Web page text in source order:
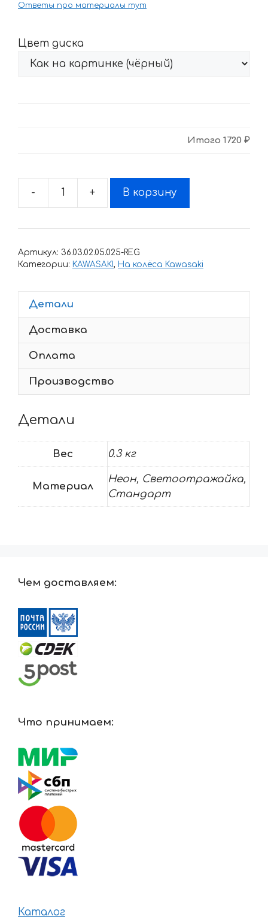
Ответы про материалы тут
Цвет диска
Итого 1720 ₽
-
Количество
Комплект
с
мотоцикла
+ В корзину
Артикул: 36.03.02.05.025-REG
Категории: KAWASAKI, На колёса Kawasaki
Детали
Доставка
Оплата
Производство
Детали
Вес 0.3 кг
Материал
Неон, Светоотражайка,
Стандарт
Чем доставляем:
Что принимаем:
Каталог